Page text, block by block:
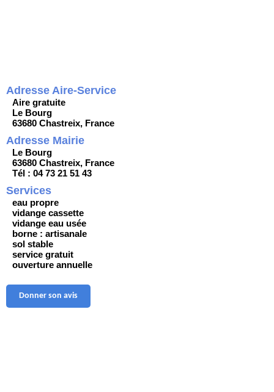
Adresse Aire-Service
Aire gratuite
Le Bourg
63680 Chastreix, France
Adresse Mairie
Le Bourg
63680 Chastreix, France
Tél : 04 73 21 51 43
Services
eau propre
vidange cassette
vidange eau usée
borne : artisanale
sol stable
service gratuit
ouverture annuelle
Donner son avis